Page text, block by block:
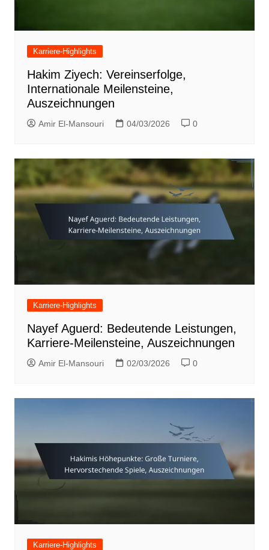
Karriere-Highlights
Hakim Ziyech: Vereinserfolge,
Internationale Meilensteine,
Auszeichnungen
Amir El-Mansouri 04/03/2026 0
Karriere-Highlights
Nayef Aguerd: Bedeutende Leistungen,
Karriere-Meilensteine, Auszeichnungen
Amir El-Mansouri 02/03/2026 0
Karriere-Highlights